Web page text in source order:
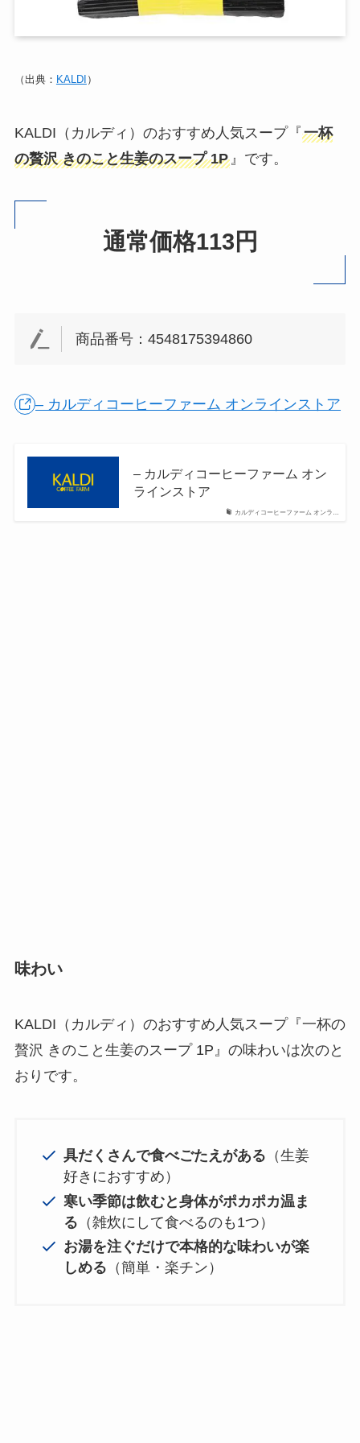
（出典： KALDI ）
KALDI（カルディ）のおすすめ人気スープ『一杯
の贅沢 きのこと生姜のスープ 1P』です。
通常価格113円
商品番号：4548175394860
– カルディコーヒーファーム オンラインストア
カルディコーヒーファーム オンラ…
– カルディコーヒーファーム オン
ラインストア
味わい
KALDI（カルディ）のおすすめ人気スープ『一杯の
贅沢 きのこと生姜のスープ 1P』の味わいは次のと
おりです。
具だくさんで食べごたえがある （生姜
好きにおすすめ）
寒い季節は飲むと身体がポカポカ温ま
る （雑炊にして食べるのも1つ）
お湯を注ぐだけで本格的な味わいが楽
しめる （簡単・楽チン）